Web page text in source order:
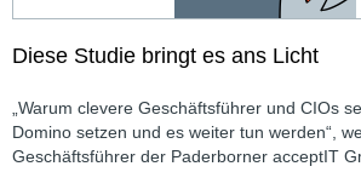
Diese Studie bringt es ans Licht
„Warum clevere Geschäftsführer und CIOs
Domino setzen und es weiter tun werden“,
Geschäftsführer der Paderborner acceptIT